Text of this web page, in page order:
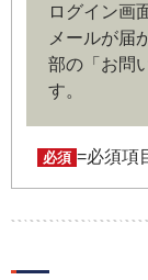
す。
第４条（ユ
ユーザー名お
任において行
パスワードの
用によって生
ログイン画
メールが届
部の「お問
す。
必須 =必須項